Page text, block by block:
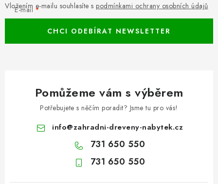
E-mail
Vložením e-mailu souhlasíte s podmínkami ochrany osobních údajů
CHCI ODEBÍRAT NEWSLETTER
Pomůžeme vám s výběrem
Potřebujete s něčím poradit? Jsme tu pro vás!
info@zahradni-dreveny-nabytek.cz
731 650 550
731 650 550